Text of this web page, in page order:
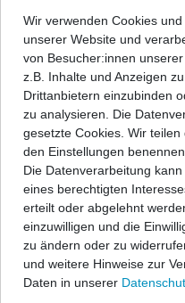
Beschreibung
Angaben Produktsicherheit
Passform-Fußmatten:
- passgenau nach Form des
- hochwertige,
- Antirutsch-Schutz auf der
Befestigungssystem, oder im
entsprechende
Wir verwenden Cookies
unserer Website und
von Besucher:innen
z.B. Inhalte und Anzeigen
Drittanbietern einzubinden
zu analysieren. Die
gesetzte Cookies. Wir
den Einstellungen benennen.
Die Datenverarbeitung
eines berechtigten
erteilt oder abgelehnt
einzuwilligen und die
zu ändern oder zu
und weitere Hinweise zur
Daten in unserer